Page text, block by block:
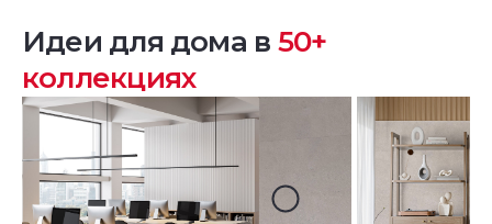
Идеи для дома в 50+
коллекциях